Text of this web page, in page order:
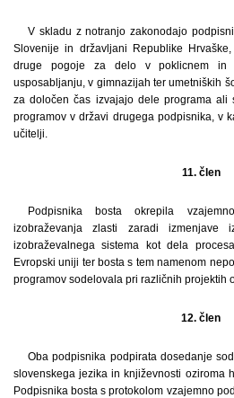
V skladu z notranjo zakonodajo
Slovenije in državljani Republike
druge pogoje za delo v poklicnem in
usposabljanju, v gimnazijah ter umetniških
za določen čas izvajajo dele programa ali
programov v državi drugega podpisnika, v
učitelji.
11. člen
Podpisnika bosta okrepila
izobraževanja zlasti zaradi izmenjave
izobraževalnega sistema kot dela
Evropski uniji ter bosta s tem namenom
programov sodelovala pri različnih projektih
12. člen
Oba podpisnika podpirata dosedanje
slovenskega jezika in književnosti oziroma
Podpisnika bosta s protokolom vzajemno